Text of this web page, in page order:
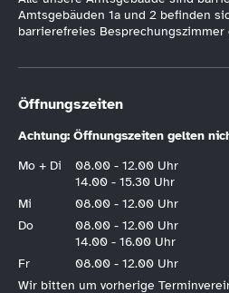
Amtsgebäuden 1a und 2 befinden
barrierefreies
Öffnungszeiten
Achtung: Öffnungszeiten gelten
Mo + Di
08.00 - 12.00 Uhr
14.00 - 15.30 Uhr
Mi
08.00 - 12.00 Uhr
Do
08.00 - 12.00 Uhr
14.00 - 16.00 Uhr
Fr
08.00 - 12.00 Uhr
Wir bitten um vorherige